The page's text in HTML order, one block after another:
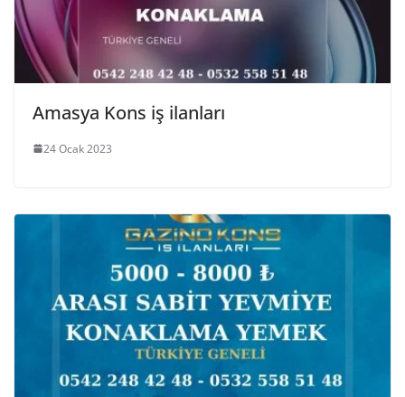
Amasya Kons iş ilanları
24 Ocak 2023